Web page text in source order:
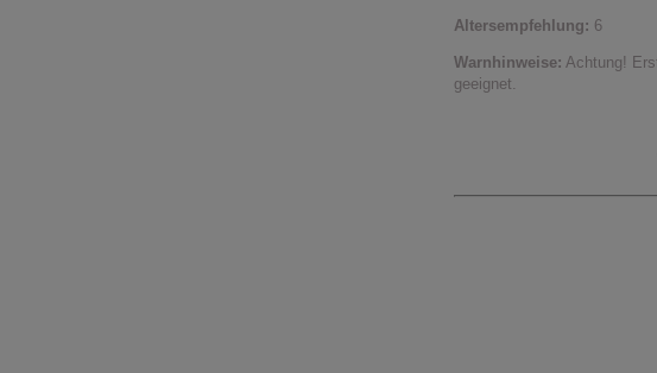
Altersempfehlung: 6
Warnhinweise: Achtung!
geeignet.